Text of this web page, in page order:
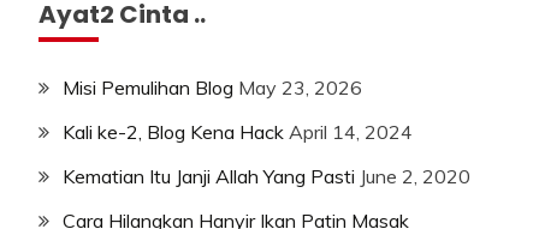
Ayat2 Cinta ..
Misi Pemulihan Blog May 23, 2026
Kali ke-2, Blog Kena Hack April 14, 2024
Kematian Itu Janji Allah Yang Pasti June 2, 2020
Cara Hilangkan Hanyir Ikan Patin Masak